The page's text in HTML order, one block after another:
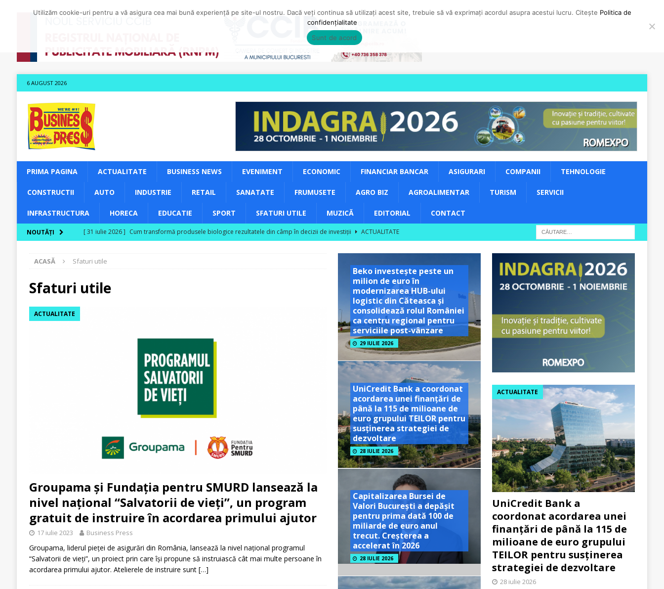
6 AUGUST 2026
PRIMA PAGINA ACTUALITATE BUSINESS NEWS EVENIMENT ECONOMIC FINANCIAR BANCAR ASIGURARI COMPANII TEHNOLOGIE
CONSTRUCTII AUTO INDUSTRIE RETAIL SANATATE FRUMUSETE AGRO BIZ AGROALIMENTAR TURISM SERVICII
INFRASTRUCTURA HORECA EDUCATIE SPORT SFATURI UTILE MUZICĂ EDITORIAL CONTACT
NOUTĂȚI [ 31 iulie 2026 ] Cum transformă produsele biologice rezultatele din câmp în decizii de investiții
ACTUALITATE
Carpaților Orientali
[ 30 iulie 2026 ]
CITR – Insolvențele din agricultură se dublează în S1 2026; peste 40% dintre companiile mari din sector
ACTUALITATE
ACASĂ Sfaturi utile
Sfaturi utile
ACTUALITATE
Groupama și Fundația pentru SMURD lansează la
nivel național “Salvatorii de vieți”, un program
gratuit de instruire în acordarea primului ajutor
17 iulie 2023 Business Press
Groupama, liderul pieței de asigurări din România, lansează la nivel național programul
“Salvatorii de vieți”, un proiect prin care își propune să instruiască cât mai multe persoane în
acordarea primului ajutor. Atelierele de instruire sunt […]
Beko investește peste un
milion de euro în
modernizarea HUB-ului
logistic din Căteasca și
consolidează rolul României
ca centru regional pentru
serviciile post-vânzare
29 IULIE 2026
UniCredit Bank a coordonat
acordarea unei finanțări de
până la 115 de milioane de
euro grupului TEILOR pentru
susținerea strategiei de
dezvoltare
28 IULIE 2026
Capitalizarea Bursei de
Valori București a depășit
pentru prima dată 100 de
miliarde de euro anul
trecut. Creșterea a
accelerat în 2026
28 IULIE 2026
UniCredit Bank a
coordonat acordarea unei
finanțări de până la 115 de
milioane de euro grupului
TEILOR pentru susținerea
strategiei de dezvoltare
ACTUALITATE
28 iulie 2026
Utilizăm cookie-uri pentru a vă asigura cea mai bună experiență pe site-ul nostru. Dacă veți continua să utilizați acest site, trebuie să vă exprimați acordul asupra acestui lucru. Citește Politica de
confidențialitate
Sunt de acord